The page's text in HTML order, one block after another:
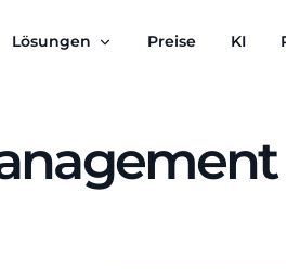
Lösungen Preise KI